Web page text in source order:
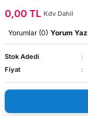
0,00 TL Kdv Dahil
Yorumlar (0) Yorum Yaz
Stok Adedi
Fiyat